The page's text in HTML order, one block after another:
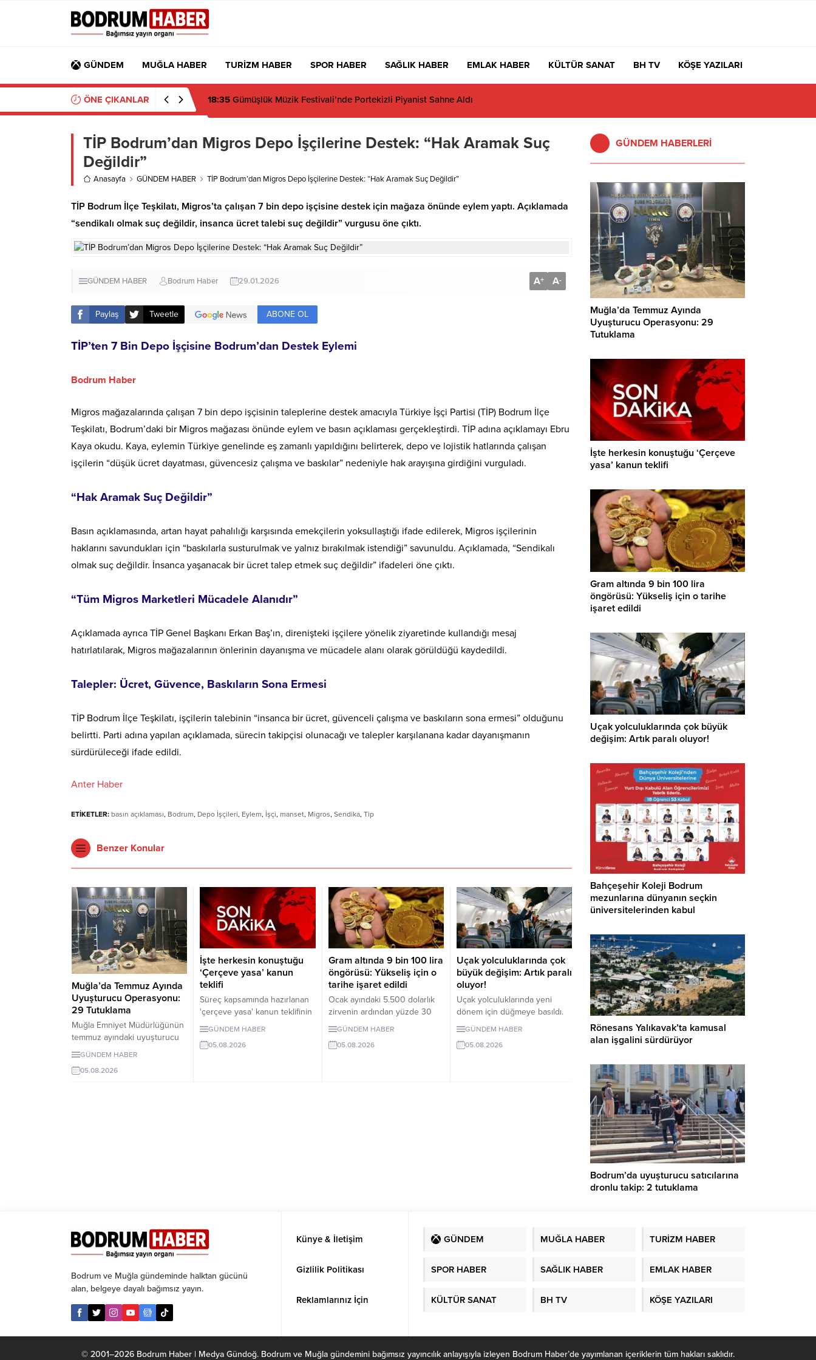
GÜNDEM MUĞLA HABER TURİZM HABER SPOR HABER SAĞLIK HABER EMLAK HABER KÜLTÜR SANAT BH TV KÖŞE YAZILARI
ÖNE ÇIKANLAR 18:35 Gümüşlük Müzik Festivali’nde Portekizli Piyanist Sahne Aldı
TİP Bodrum’dan Migros Depo İşçilerine Destek: “Hak Aramak Suç
Değildir”
Anasayfa GÜNDEM HABER TİP Bodrum’dan Migros Depo İşçilerine Destek: “Hak Aramak Suç Değildir”
TİP Bodrum İlçe Teşkilatı, Migros’ta çalışan 7 bin depo işçisine destek için mağaza önünde eylem yaptı. Açıklamada
“sendikalı olmak suç değildir, insanca ücret talebi suç değildir” vurgusu öne çıktı.
GÜNDEM HABER Bodrum Haber 29.01.2026 A+ A-
Paylaş Tweetle ABONE OL
TİP’ten 7 Bin Depo İşçisine Bodrum’dan Destek Eylemi
Bodrum Haber
Migros mağazalarında çalışan 7 bin depo işçisinin taleplerine destek amacıyla Türkiye İşçi Partisi (TİP) Bodrum İlçe
Teşkilatı, Bodrum’daki bir Migros mağazası önünde eylem ve basın açıklaması gerçekleştirdi. TİP adına açıklamayı Ebru
Kaya okudu. Kaya, eylemin Türkiye genelinde eş zamanlı yapıldığını belirterek, depo ve lojistik hatlarında çalışan
işçilerin “düşük ücret dayatması, güvencesiz çalışma ve baskılar” nedeniyle hak arayışına girdiğini vurguladı.
“Hak Aramak Suç Değildir”
Basın açıklamasında, artan hayat pahalılığı karşısında emekçilerin yoksullaştığı ifade edilerek, Migros işçilerinin
haklarını savundukları için “baskılarla susturulmak ve yalnız bırakılmak istendiği” savunuldu. Açıklamada, “Sendikalı
olmak suç değildir. İnsanca yaşanacak bir ücret talep etmek suç değildir” ifadeleri öne çıktı.
“Tüm Migros Marketleri Mücadele Alanıdır”
Açıklamada ayrıca TİP Genel Başkanı Erkan Baş’ın, direnişteki işçilere yönelik ziyaretinde kullandığı mesaj
hatırlatılarak, Migros mağazalarının önlerinin dayanışma ve mücadele alanı olarak görüldüğü kaydedildi.
Talepler: Ücret, Güvence, Baskıların Sona Ermesi
TİP Bodrum İlçe Teşkilatı, işçilerin talebinin “insanca bir ücret, güvenceli çalışma ve baskıların sona ermesi” olduğunu
belirtti. Parti adına yapılan açıklamada, sürecin takipçisi olunacağı ve talepler karşılanana kadar dayanışmanın
sürdürüleceği ifade edildi.
Anter Haber
ETİKETLER: basın açıklaması, Bodrum, Depo İşçileri, Eylem, İşçi, manset, Migros, Sendika, Tip
Benzer Konular
Muğla’da Temmuz Ayında
Uyuşturucu Operasyonu:
29 Tutuklama
Muğla Emniyet Müdürlüğünün
temmuz ayındaki uyuşturucu
operasyonlarında 243 şüpheli
tutuklandı.
GÜNDEM HABER
05.08.2026
İşte herkesin konuştuğu
‘Çerçeve yasa’ kanun
teklifi
Süreç kapsamında hazırlanan
'çerçeve yasa' kanun teklifinin
ayrıntılarına ulaşıldı.
Milli Güvenlik Kurulu’nun
GÜNDEM HABER
05.08.2026
Gram altında 9 bin 100 lira
öngörüsü: Yükseliş için o
tarihe işaret edildi
Ocak ayındaki 5.500 dolarlık
zirvenin ardından yüzde 30
gerileyen ons altın, 4.100 dolar
tutunmaya çalışıyor. Dev
GÜNDEM HABER
05.08.2026
Uçak yolculuklarında çok
büyük değişim: Artık paralı
oluyor!
Uçak yolculuklarında yeni
dönem için düğmeye basıldı.
Dev havayolu şirketi Jetstar,
yolculardan ek ücret alacak.
GÜNDEM HABER
05.08.2026
GÜNDEM HABERLERİ
Muğla’da Temmuz Ayında
Uyuşturucu Operasyonu: 29
Tutuklama
İşte herkesin konuştuğu ‘Çerçeve
yasa’ kanun teklifi
Gram altında 9 bin 100 lira
öngörüsü: Yükseliş için o tarihe
işaret edildi
Uçak yolculuklarında çok büyük
değişim: Artık paralı oluyor!
Bahçeşehir Koleji Bodrum
mezunlarına dünyanın seçkin
üniversitelerinden kabul
Rönesans Yalıkavak’ta kamusal
alan işgalini sürdürüyor
Bodrum’da uyuşturucu satıcılarına
dronlu takip: 2 tutuklama
Bodrum ve Muğla gündeminde halktan gücünü
alan, belgeye dayalı bağımsız yayın.
Künye & İletişim
Gizlilik Politikası
Reklamlarınız İçin
GÜNDEM MUĞLA HABER TURİZM HABER
SPOR HABER SAĞLIK HABER EMLAK HABER
KÜLTÜR SANAT BH TV KÖŞE YAZILARI
© 2001–2026 Bodrum Haber | Medya Gündoğ. Bodrum ve Muğla gündemini bağımsız yayıncılık anlayışıyla izleyen Bodrum Haber’de yayımlanan içeriklerin tüm hakları saklıdır.